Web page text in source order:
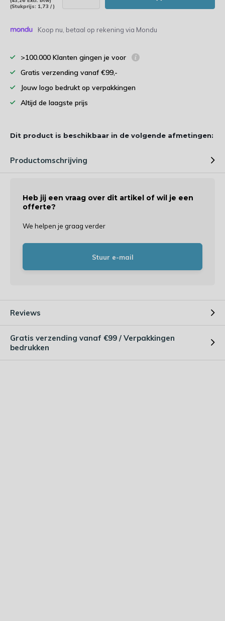
(Stukprijs: 1,73 / )
Koop nu, betaal op rekening via Mondu
>100.000 Klanten gingen je voor
Gratis verzending vanaf €99,-
Jouw logo bedrukt op verpakkingen
Altijd de laagste prijs
Dit product is beschikbaar in de volgende afmetingen:
Productomschrijving
Heb jij een vraag over dit artikel of wil je een
offerte?
We helpen je graag verder
Stuur e-mail
Reviews
Gratis verzending vanaf €99 / Verpakkingen
bedrukken